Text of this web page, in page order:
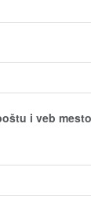
i veb